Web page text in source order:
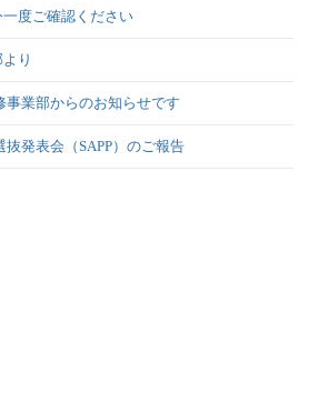
度ご確認ください
り
事業部からのお知らせです
発表会（SAPP）のご報告